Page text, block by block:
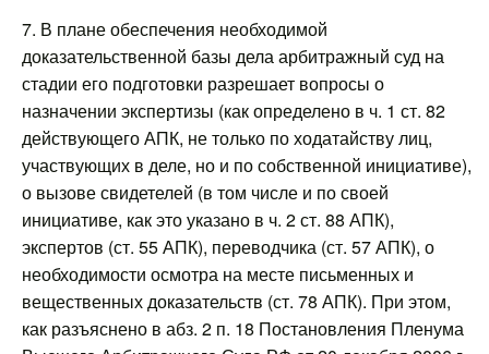
7. В плане обеспечения необходимой
доказательственной базы дела арбитражный суд на
стадии его подготовки разрешает вопросы о
назначении экспертизы (как определено в ч. 1 ст. 82
действующего АПК, не только по ходатайству лиц,
участвующих в деле, но и по собственной инициативе),
о вызове свидетелей (в том числе и по своей
инициативе, как это указано в ч. 2 ст. 88 АПК),
экспертов (ст. 55 АПК), переводчика (ст. 57 АПК), о
необходимости осмотра на месте письменных и
вещественных доказательств (ст. 78 АПК). При этом,
как разъяснено в абз. 2 п. 18 Постановления Пленума